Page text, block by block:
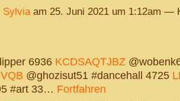
Sylviaam 25. Juni 2021 um 1:12am —
6936 KCDSAQTJBZ
@ghozisut51 #dancehall 4725
#art 33… Fortfahren